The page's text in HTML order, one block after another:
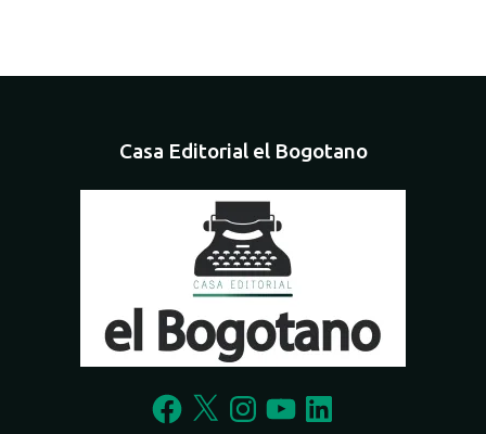
Casa Editorial el Bogotano
Facebook
X InstagramYouTubeLinkedIn